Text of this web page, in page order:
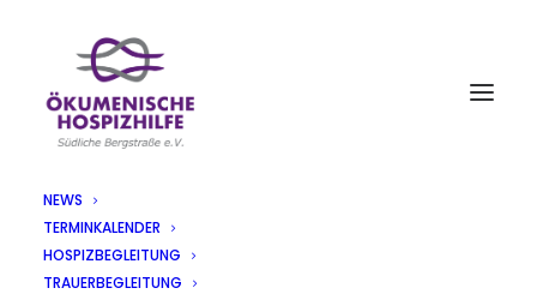
NEWS
TERMINKALENDER
HOSPIZBEGLEITUNG
TRAUERBEGLEITUNG
IRMGARD MITTENZWEY